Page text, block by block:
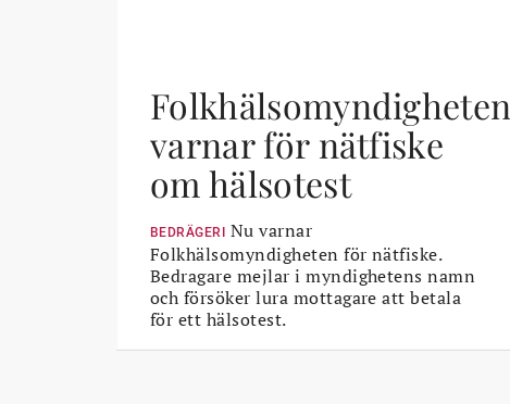
Folkhälsomyndigheten
varnar för nätfiske
om hälsotest
BEDRÄGERI
Nu varnar
Folkhälsomyndigheten för nätfiske.
Bedragare mejlar i myndighetens namn
och försöker lura mottagare att betala
för ett hälsotest.